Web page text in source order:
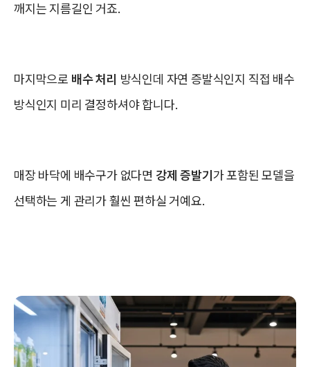
깨지는 지름길인 거죠.
마지막으로 배수 처리 방식인데 자연 증발식인지 직접 배수
방식인지 미리 결정하셔야 합니다.
매장 바닥에 배수구가 없다면 강제 증발기가 포함된 모델을
선택하는 게 관리가 훨씬 편하실 거예요.